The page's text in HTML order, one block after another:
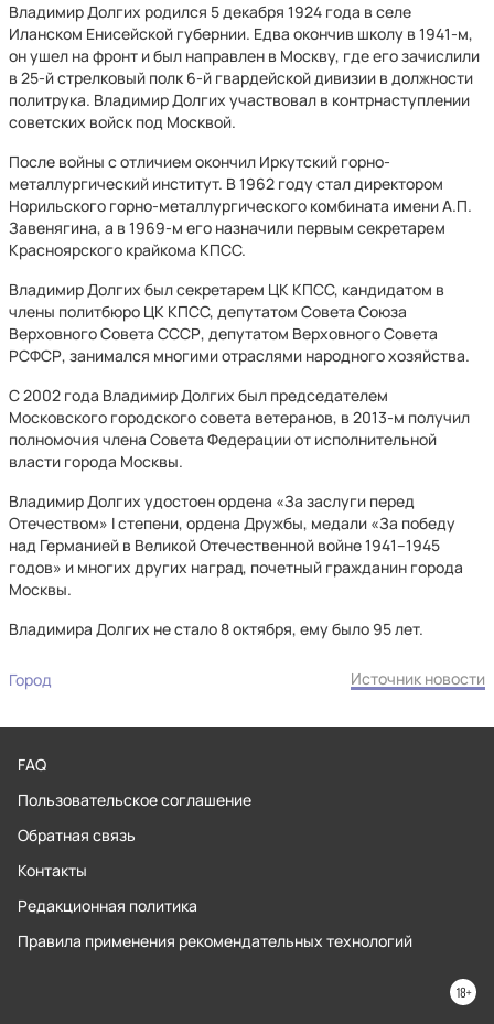
Владимир Долгих родился 5 декабря 1924 года в селе
Иланском Енисейской губернии. Едва окончив школу в 1941-м,
он ушел на фронт и был направлен в Москву, где его зачислили
в 25-й стрелковый полк 6-й гвардейской дивизии в должности
политрука. Владимир Долгих участвовал в контрнаступлении
советских войск под Москвой.
После войны с отличием окончил Иркутский горно-
металлургический институт. В 1962 году стал директором
Норильского горно-металлургического комбината имени А.П.
Завенягина, а в 1969-м его назначили первым секретарем
Красноярского крайкома КПСС.
Владимир Долгих был секретарем ЦК КПСС, кандидатом в
члены политбюро ЦК КПСС, депутатом Совета Союза
Верховного Совета СССР, депутатом Верховного Совета
РСФСР, занимался многими отраслями народного хозяйства.
С 2002 года Владимир Долгих был председателем
Московского городского совета ветеранов, в 2013-м получил
полномочия члена Совета Федерации от исполнительной
власти города Москвы.
Владимир Долгих удостоен ордена «За заслуги перед
Отечеством» I степени, ордена Дружбы, медали «За победу
над Германией в Великой Отечественной войне 1941–1945
годов» и многих других наград, почетный гражданин города
Москвы.
Владимира Долгих не стало 8 октября, ему было 95 лет.
Город Источник новости
FAQ
Пользовательское соглашение
Обратная связь
Контакты
Редакционная политика
Правила применения рекомендательных технологий